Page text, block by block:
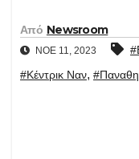
Από Newsroom
ΝΟΈ 11, 2023
#Κέντρικ Ναν,